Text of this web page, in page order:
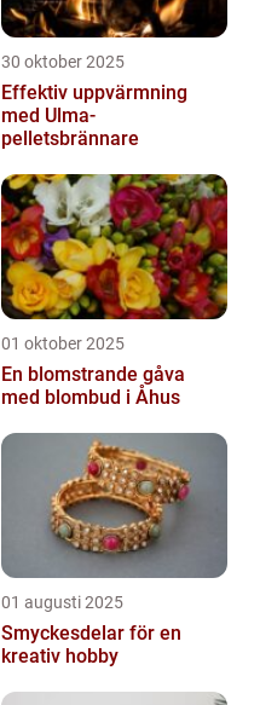
30 oktober 2025
Effektiv uppvärmning
med Ulma-
pelletsbrännare
01 oktober 2025
En blomstrande gåva
med blombud i Åhus
01 augusti 2025
Smyckesdelar för en
kreativ hobby